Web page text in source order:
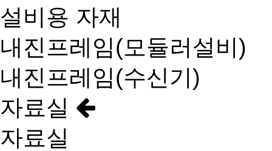
설비용 자재
내진프레임(모듈러설비)
내진프레임(수신기)
자료실
자료실